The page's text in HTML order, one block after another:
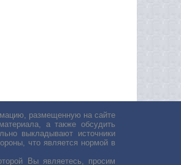
размещенную на сайте
а также обсудить
выкладывают источники
что является нормой в
Вы являетесь, просим